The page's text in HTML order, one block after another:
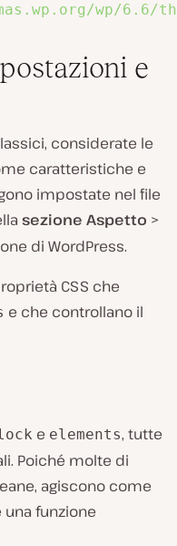
wp/6.6/
e
considerate le
caratteristiche e
impostate nel file
sezione Aspetto >
di WordPress.
CSS che
e che controllano il
e elements, tutte
Poiché molte di
agiscono come
funzione